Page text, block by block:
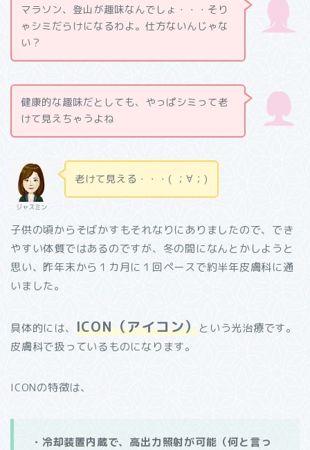
マラソン、登山が趣味なんでしょ・・・そり
ゃシミだらけになるわよ。仕方ないんじゃな
い？
健康的な趣味だとしても、やっぱシミって老
けて見えちゃうよね
ジャスミン
老けて見える・・・( ；∀；)
子供の頃からそばかすもそれなりにありましたので、でき
やすい体質ではあるのですが、冬の間になんとかしようと
思い、昨年末から１カ月に１回ペースで約半年皮膚科に通
いました。
具体的には、 ICON（アイコン）という光治療です。
皮膚科で扱っているものになります。
ICONの特徴は、
・冷却装置内蔵で、高出力照射が可能（何と言っ